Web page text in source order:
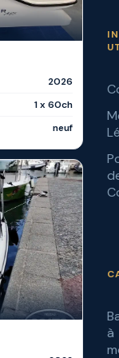
2026
1 x 60ch
neuf
à